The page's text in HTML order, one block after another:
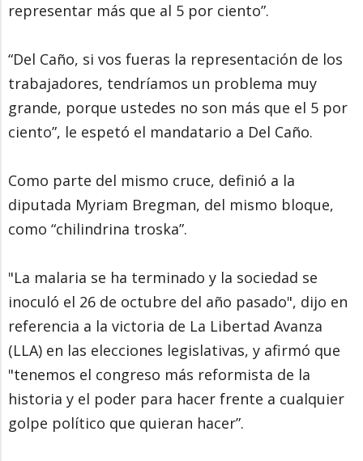
representar más que al 5 por ciento”.
“Del Caño, si vos fueras la representación de los
trabajadores, tendríamos un problema muy
grande, porque ustedes no son más que el 5 por
ciento”, le espetó el mandatario a Del Caño.
Como parte del mismo cruce, definió a la
diputada Myriam Bregman, del mismo bloque,
como “chilindrina troska”.
"La malaria se ha terminado y la sociedad se
inoculó el 26 de octubre del año pasado", dijo en
referencia a la victoria de La Libertad Avanza
(LLA) en las elecciones legislativas, y afirmó que
"tenemos el congreso más reformista de la
historia y el poder para hacer frente a cualquier
golpe político que quieran hacer”.